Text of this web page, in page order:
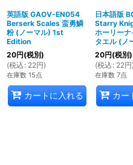
英語版 GAOV-EN054
Berserk Scales 蛮勇鱗
粉 (ノーマル) 1st
Edition
20円(税別)
(税込 : 22円)
在庫数 15点
カートに入れる
日本語版
Starry
ホーリー
タエル (ノ
20円(税別)
(税込 : 22円)
在庫数 7点
カー